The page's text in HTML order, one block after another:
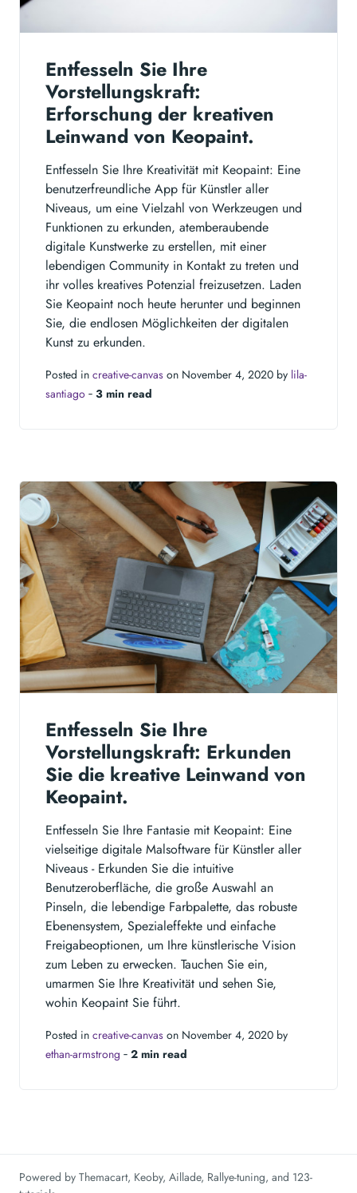
Entfesseln Sie Ihre
Vorstellungskraft:
Erforschung der kreativen
Leinwand von Keopaint.
Entfesseln Sie Ihre Kreativität mit Keopaint: Eine
benutzerfreundliche App für Künstler aller
Niveaus, um eine Vielzahl von Werkzeugen und
Funktionen zu erkunden, atemberaubende
digitale Kunstwerke zu erstellen, mit einer
lebendigen Community in Kontakt zu treten und
ihr volles kreatives Potenzial freizusetzen. Laden
Sie Keopaint noch heute herunter und beginnen
Sie, die endlosen Möglichkeiten der digitalen
Kunst zu erkunden.
Posted in creative-canvas on November 4, 2020 by lila-
santiago ‐ 3 min read
Entfesseln Sie Ihre
Vorstellungskraft: Erkunden
Sie die kreative Leinwand von
Keopaint.
Entfesseln Sie Ihre Fantasie mit Keopaint: Eine
vielseitige digitale Malsoftware für Künstler aller
Niveaus - Erkunden Sie die intuitive
Benutzeroberfläche, die große Auswahl an
Pinseln, die lebendige Farbpalette, das robuste
Ebenensystem, Spezialeffekte und einfache
Freigabeoptionen, um Ihre künstlerische Vision
zum Leben zu erwecken. Tauchen Sie ein,
umarmen Sie Ihre Kreativität und sehen Sie,
wohin Keopaint Sie führt.
Posted in creative-canvas on November 4, 2020 by
ethan-armstrong ‐ 2 min read
Powered by Themacart, Keoby, Aillade, Rallye-tuning, and 123-